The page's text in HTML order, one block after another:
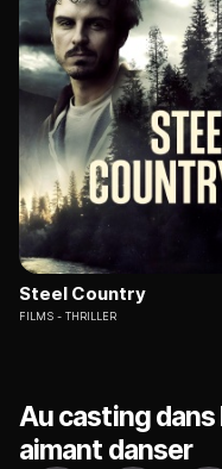
Steel Country
FILMS THRILLER
Au casting
aimant danser